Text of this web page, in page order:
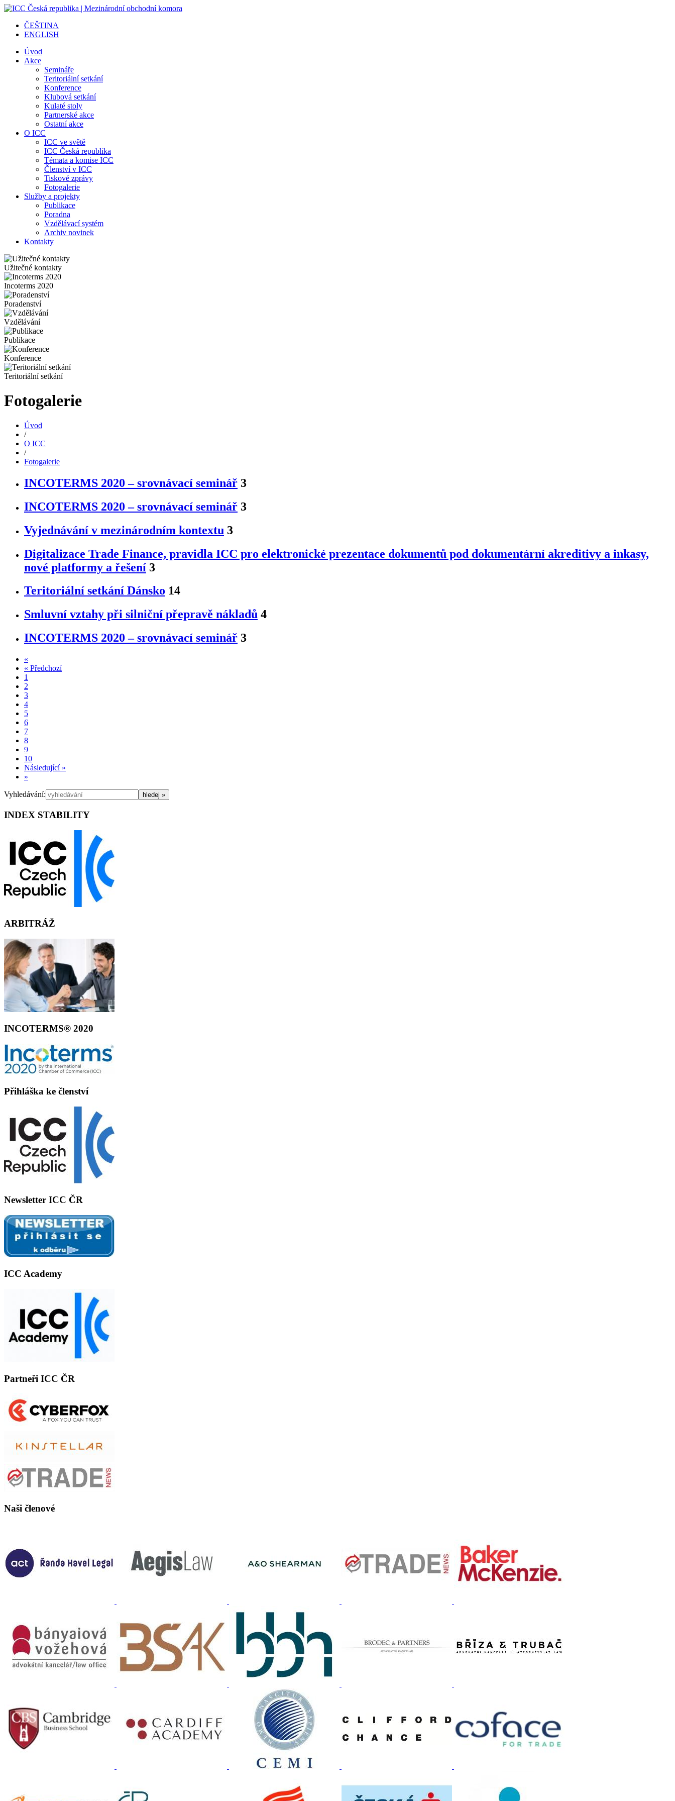
ČEŠTINA
ENGLISH
Úvod
Akce
Semináře
Teritoriální setkání
Konference
Klubová setkání
Kulaté stoly
Partnerské akce
Ostatní akce
O ICC
ICC ve světě
ICC Česká republika
Témata a komise ICC
Členství v ICC
Tiskové zprávy
Fotogalerie
Služby a projekty
Publikace
Poradna
Vzdělávací systém
Archiv novinek
Kontakty
Užitečné kontakty
Incoterms 2020
Poradenství
Vzdělávání
Publikace
Konference
Teritoriální setkání
Fotogalerie
Úvod
/
O ICC
/
Fotogalerie
INCOTERMS 2020 – srovnávací seminář 3
INCOTERMS 2020 – srovnávací seminář 3
Vyjednávání v mezinárodním kontextu 3
Digitalizace Trade Finance, pravidla ICC pro elektronické prezentace dokumentů pod dokumentární akreditivy a inkasy,
nové platformy a řešení 3
Teritoriální setkání Dánsko 14
Smluvní vztahy při silniční přepravě nákladů 4
INCOTERMS 2020 – srovnávací seminář 3
«
« Předchozí
1
2
3
4
5
6
7
8
9
10
Následující »
»
Vyhledávání:
INDEX STABILITY
ARBITRÁŽ
INCOTERMS® 2020
Přihláška ke členství
Newsletter ICC ČR
ICC Academy
Partneři ICC ČR
Naši členové